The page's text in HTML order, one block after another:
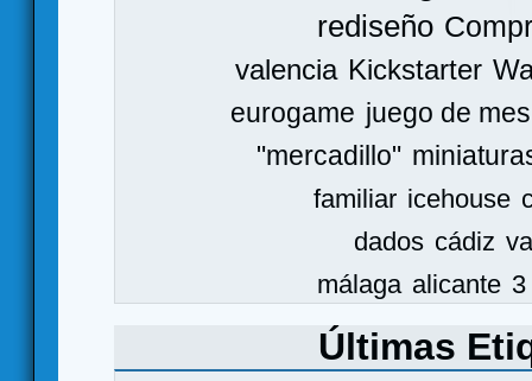
rediseño
valencia Kickstarter
eurogame juego de
"mercadillo"
familiar icehouse
dados cádiz
málaga alicante
Últimas